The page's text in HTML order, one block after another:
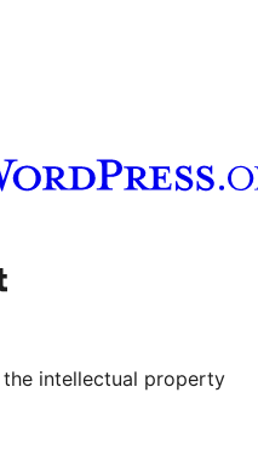
do YouTube
nossa conta no Tumblr
intellectual property